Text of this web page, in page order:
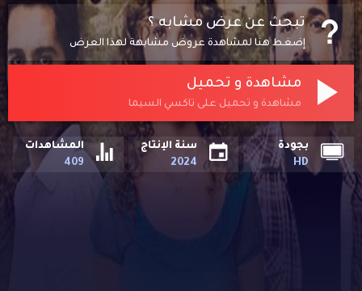
تبحث عن عرض مشابه ؟
إضغط هنا لمشاهدة عروض مشابهة لهذا العرض
مشاهدة و تحميل
مشاهدة و تحميل على تاكسي السيما
بجودة
HD
سنة الإنتاج
2024
المشاهدات
409